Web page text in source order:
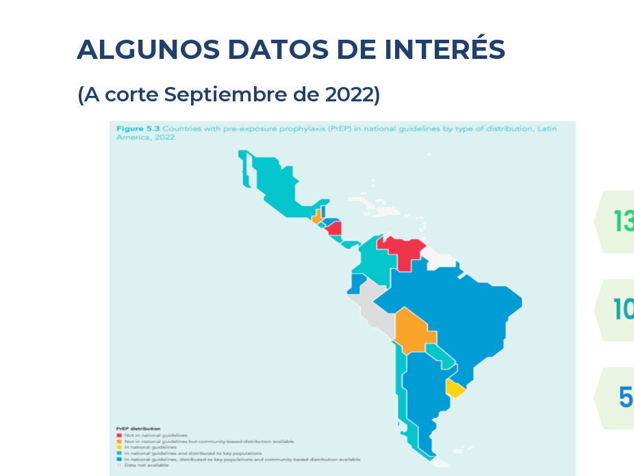
ALGUNOS DATOS DE INTERÉS
(A corte Septiembre de 2022)